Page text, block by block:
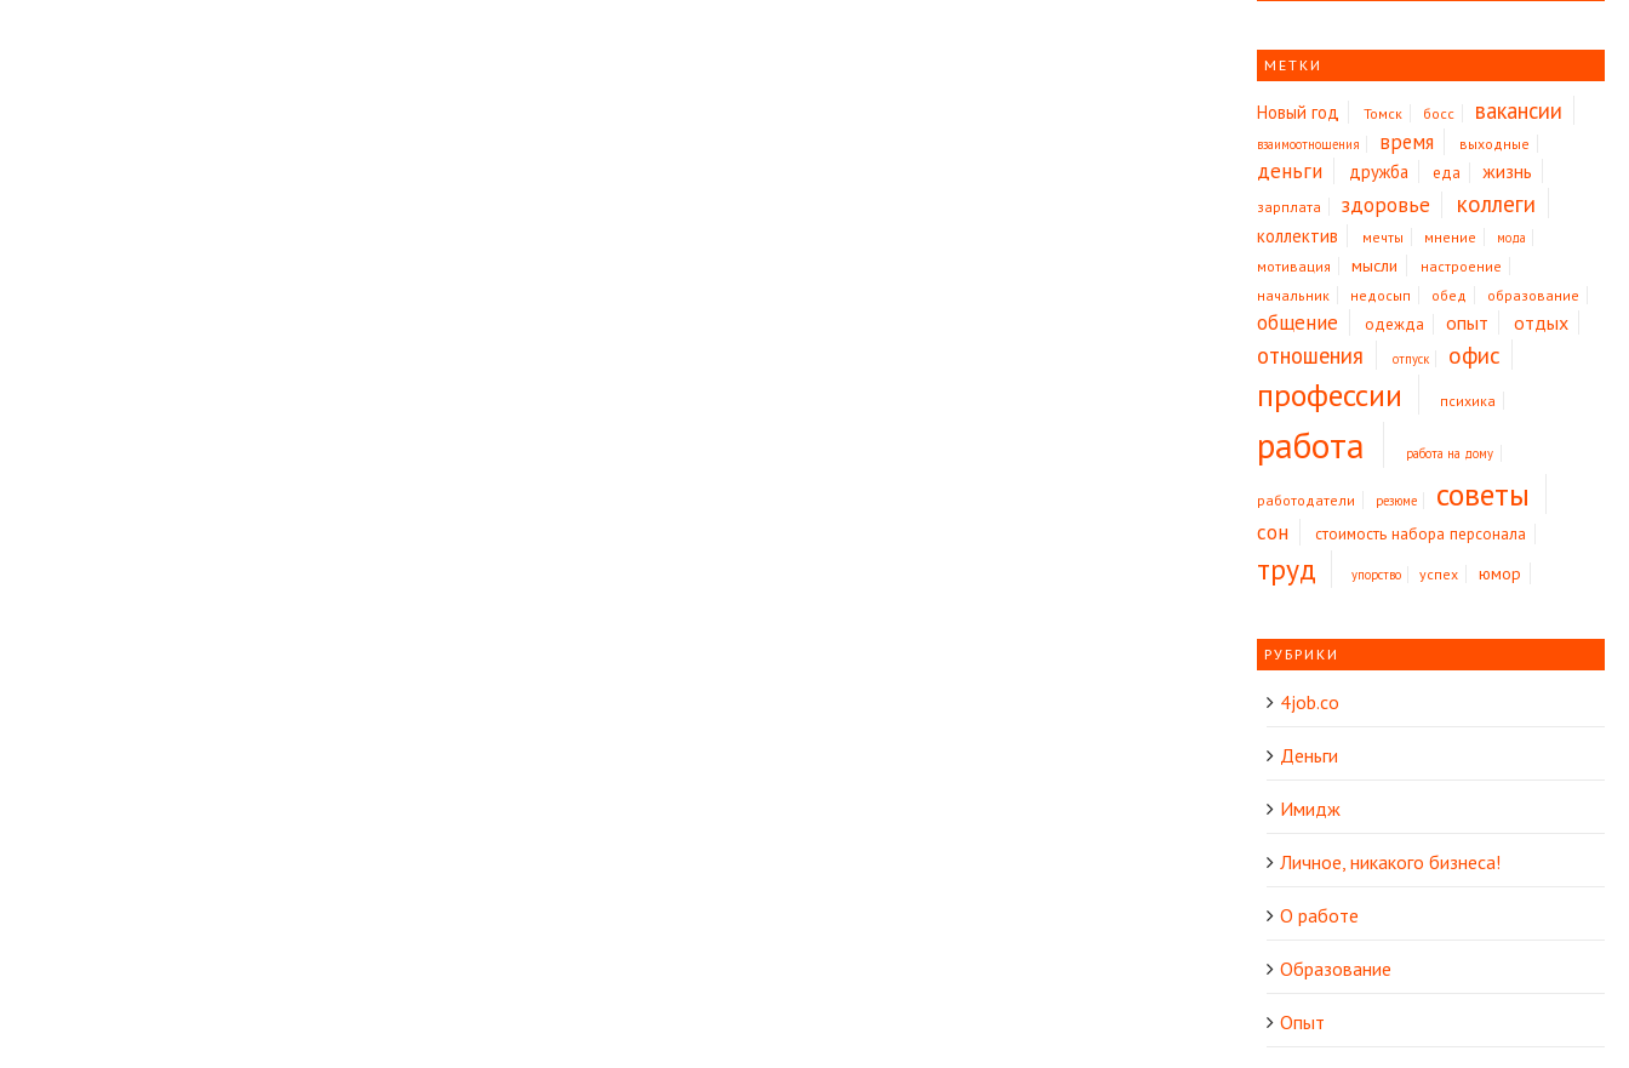
МЕТКИ
Новый год Томск босс вакансии
взаимоотношения время выходные
деньги дружба еда жизнь
зарплата здоровье коллеги
коллектив мечты мнение мода
мотивация мысли
настроение
начальник
недосып обед образование
общение одежда опыт отдых
отношения отпуск офис
профессии психика
работа работа на дому
работодатели резюме советы
сон стоимость набора персонала
труд упорство успех юмор
РУБРИКИ
4job.co
Деньги
Имидж
Личное, никакого бизнеса!
О работе
Образование
Опыт